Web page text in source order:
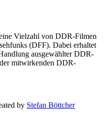
Vielzahl von DDR-Filmen
(DFF). Dabei erhaltet
ausgewählter DDR-
mitwirkenden DDR-
by Stefan Böttcher